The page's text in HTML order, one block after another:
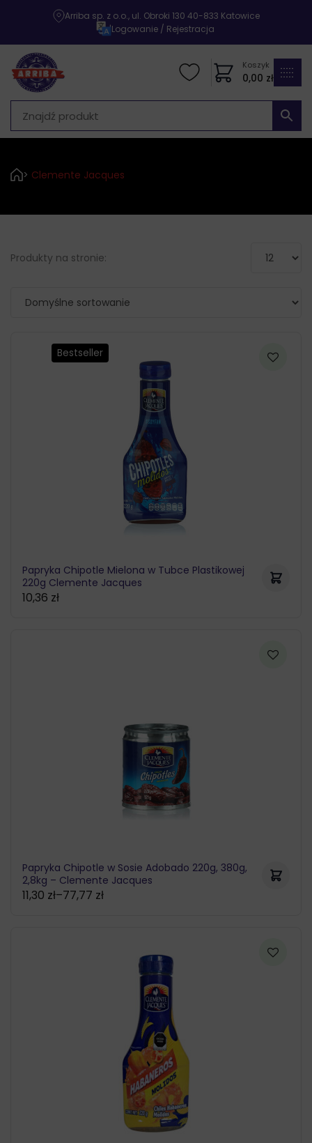
Arriba sp. z o.o., ul. Obroki 130 40-833 Katowice
|Logowanie / Rejestracja
Koszyk
0,00 zł
> Clemente Jacques
Produkty na stronie:
Bestseller
Papryka Chipotle Mielona w Tubce Plastikowej
220g Clemente Jacques
10,36 zł
Papryka Chipotle w Sosie Adobado 220g, 380g,
2,8kg – Clemente Jacques
11,30 zł–77,77 zł
Zakres